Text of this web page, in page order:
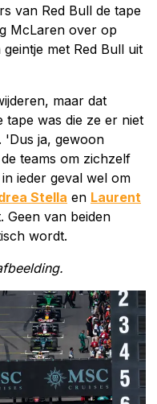
van Red Bull de tape
McLaren over op
met Red Bull uit
maar dat
tape was die ze er niet
'Dus ja, gewoon
teams om zichzelf
ieder geval wel om
Stella en Laurent
Geen van beiden
wordt.